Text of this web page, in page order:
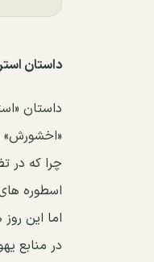
داستان
داستان
«اخشورش»
چرا که در
اسطوره
اما این
در منابع